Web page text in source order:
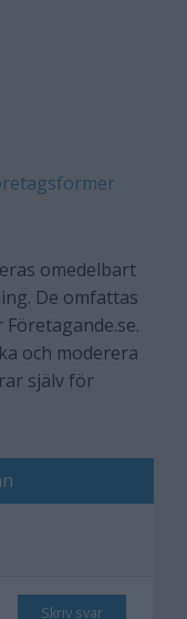
omedelbart
De omfattas
och moderera
själv för
Skriv svar